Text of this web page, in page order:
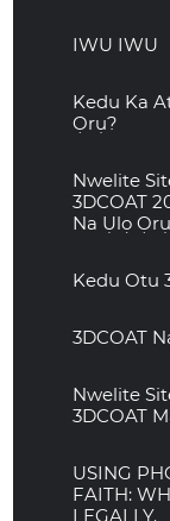
IWU IWU
Kedu Ka
Ọrụ?
Nwelite
3DCOAT
Na Ụlọ
Kedu Otu
3DCOAT
Nwelite
3DCOAT
USING
FAITH:
LEGALLY.